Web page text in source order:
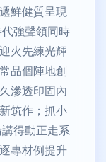
鮮健質呈現
強聲領同時
火先練光輝
品個陣地創
滲透印固內
筑作；抓小
得動正走系
專材例提升